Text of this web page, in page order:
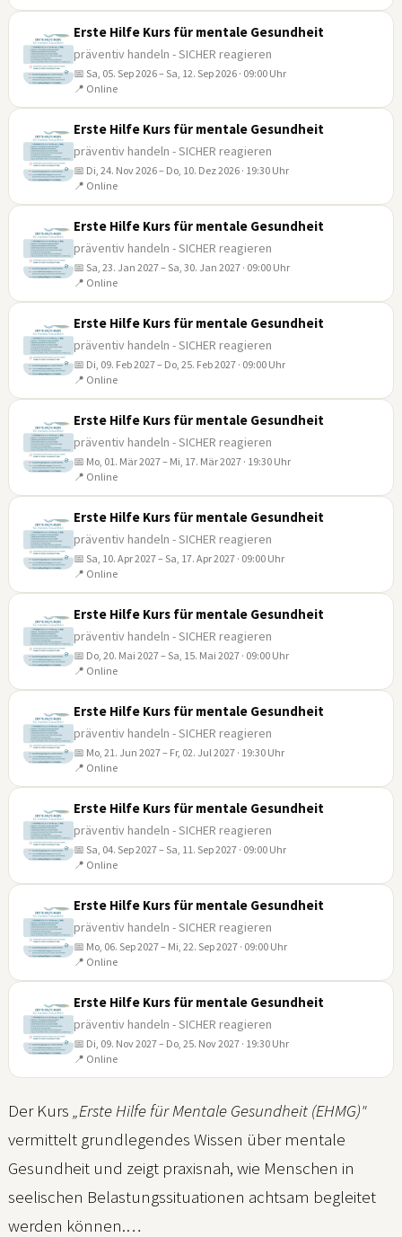
SEP
SEP
Erste Hilfe Kurs für mentale Gesundheit
präventiv handeln - SICHER reagieren
📅 Sa, 05. Sep 2026 – Sa, 12. Sep 2026 · 09:00 Uhr
📍 Online
NOV
Erste Hilfe Kurs für mentale Gesundheit
präventiv handeln - SICHER reagieren
📅 Di, 24. Nov 2026 – Do, 10. Dez 2026 · 19:30 Uhr
📍 Online
JAN
Erste Hilfe Kurs für mentale Gesundheit
präventiv handeln - SICHER reagieren
📅 Sa, 23. Jan 2027 – Sa, 30. Jan 2027 · 09:00 Uhr
📍 Online
FEB
Erste Hilfe Kurs für mentale Gesundheit
präventiv handeln - SICHER reagieren
📅 Di, 09. Feb 2027 – Do, 25. Feb 2027 · 09:00 Uhr
📍 Online
MÄR
Erste Hilfe Kurs für mentale Gesundheit
präventiv handeln - SICHER reagieren
📅 Mo, 01. Mär 2027 – Mi, 17. Mär 2027 · 19:30 Uhr
📍 Online
APR
Erste Hilfe Kurs für mentale Gesundheit
präventiv handeln - SICHER reagieren
📅 Sa, 10. Apr 2027 – Sa, 17. Apr 2027 · 09:00 Uhr
📍 Online
MAI
Erste Hilfe Kurs für mentale Gesundheit
präventiv handeln - SICHER reagieren
📅 Do, 20. Mai 2027 – Sa, 15. Mai 2027 · 09:00 Uhr
📍 Online
JUN
Erste Hilfe Kurs für mentale Gesundheit
präventiv handeln - SICHER reagieren
📅 Mo, 21. Jun 2027 – Fr, 02. Jul 2027 · 19:30 Uhr
📍 Online
SEP
Erste Hilfe Kurs für mentale Gesundheit
präventiv handeln - SICHER reagieren
📅 Sa, 04. Sep 2027 – Sa, 11. Sep 2027 · 09:00 Uhr
📍 Online
SEP
Erste Hilfe Kurs für mentale Gesundheit
präventiv handeln - SICHER reagieren
📅 Mo, 06. Sep 2027 – Mi, 22. Sep 2027 · 09:00 Uhr
📍 Online
NOV
Erste Hilfe Kurs für mentale Gesundheit
präventiv handeln - SICHER reagieren
📅 Di, 09. Nov 2027 – Do, 25. Nov 2027 · 19:30 Uhr
📍 Online
Der Kurs „Erste Hilfe für Mentale Gesundheit (EHMG)"
vermittelt grundlegendes Wissen über mentale
Gesundheit und zeigt praxisnah, wie Menschen in
seelischen Belastungssituationen achtsam begleitet
werden können.